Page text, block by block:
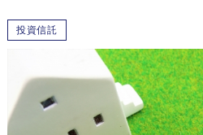
投資信託